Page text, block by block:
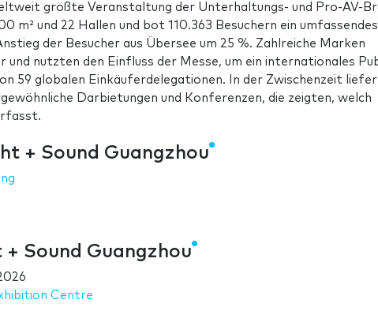
größte Veranstaltung der Unterhaltungs- und Pro-AV-
m² und 22 Hallen und bot 110.363 Besuchern ein umfassendes
der Besucher aus Übersee um 25 %. Zahlreiche Marken
nutzten den Einfluss der Messe, um ein internationales
59 globalen Einkäuferdelegationen. In der Zwischenzeit
Darbietungen und Konferenzen, die zeigten, welch
+ Sound Guangzhou
Sound Guangzhou
Centre